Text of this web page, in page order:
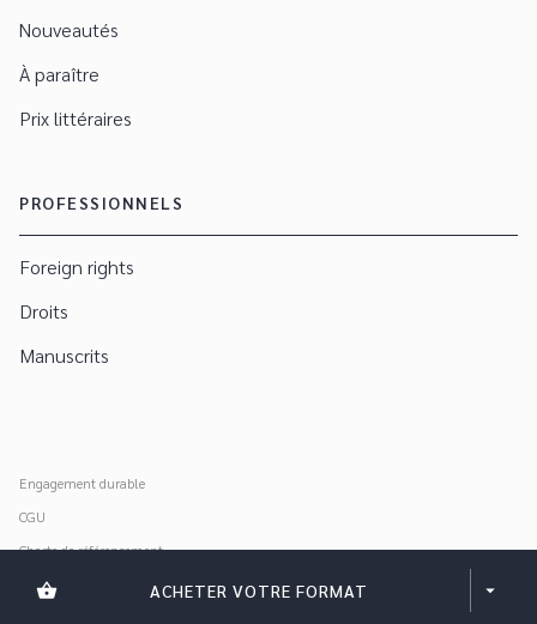
shopping_basket ACHETER VOTRE FORMAT arrow_drop_down
Nouveautés
À paraître
Prix littéraires
PROFESSIONNELS
Foreign rights
Droits
Manuscrits
Engagement durable
CGU
Charte de référencement
Données personnelles